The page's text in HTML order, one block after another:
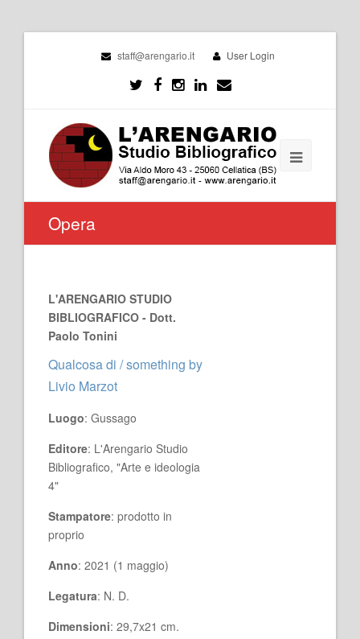
staff@arengario.it User Login
Opera
L'ARENGARIO STUDIO
BIBLIOGRAFICO - Dott.
Paolo Tonini
Qualcosa di / something by
Livio Marzot
Luogo: Gussago
Editore: L'Arengario Studio
Bibliografico, "Arte e ideologia
4"
Stampatore: prodotto in
proprio
Anno: 2021 (1 maggio)
Legatura: N. D.
Dimensioni: 29,7x21 cm.